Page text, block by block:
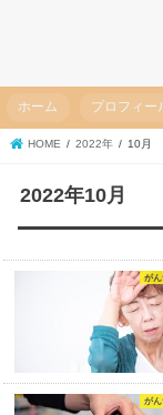
ホーム プロフィー
HOME 2022年 10月
2022年10月
が
が